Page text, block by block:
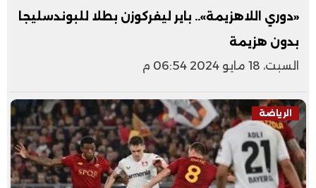
«دوري اللاهزيمة».. باير ليفركوزن بطلا للبوندسليجا
بدون هزيمة
السبت، 18 مايو 2024 06:54 م
الرياضة